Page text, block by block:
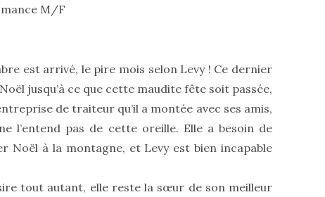
M/F
est arrivé, le pire mois selon Levy ! Ce dernier
jusqu’à ce que cette maudite fête soit passée,
de traiteur qu’il a montée avec ses amis,
l’entend pas de cette oreille. Elle a besoin de
Noël à la montagne, et Levy est bien incapable
tout autant, elle reste la sœur de son meilleur